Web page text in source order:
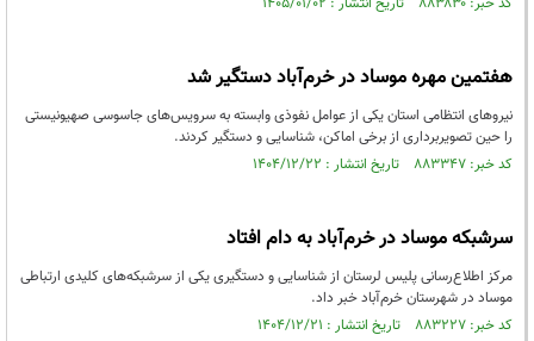
هفتمین مهره موساد در خرم‌آباد دستگیر شد
نیروهای انتظامی استان یکی از عوامل نفوذی وابسته به سرویس‌های جاسوسی صهیونیستی
را حین تصویربرداری از برخی اماکن، شناسایی و دستگیر کردند.
کد خبر: ۸۸۳۳۴۷ تاریخ انتشار : ۱۴۰۴/۱۲/۲۲
سرشبکه موساد در خرم‌آباد به دام افتاد
مرکز اطلاع‌رسانی پلیس لرستان از شناسایی و دستگیری یکی از سرشبکه‌های کلیدی ارتباطی
موساد در شهرستان خرم‌آباد خبر داد.
کد خبر: ۸۸۳۲۲۷ تاریخ انتشار : ۱۴۰۴/۱۲/۲۱